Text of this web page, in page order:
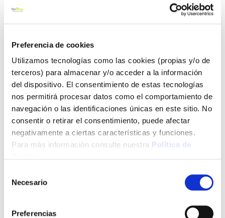
Preferencia de cookies
Utilizamos tecnologías como las cookies (propias y/o de
terceros) para almacenar y/o acceder a la información
del dispositivo. El consentimiento de estas tecnologías
nos permitirá procesar datos como el comportamiento de
navegación o las identificaciones únicas en este sitio. No
consentir o retirar el consentimiento, puede afectar
negativamente a ciertas características y funciones.
Para más información consulte nuestra Política de
Necesario
Preferencias
14,80 €
Click&Collect - Recogida gratis
en nuestras tiendas
Envío a domicilio:
5 días hábiles
+ INFO